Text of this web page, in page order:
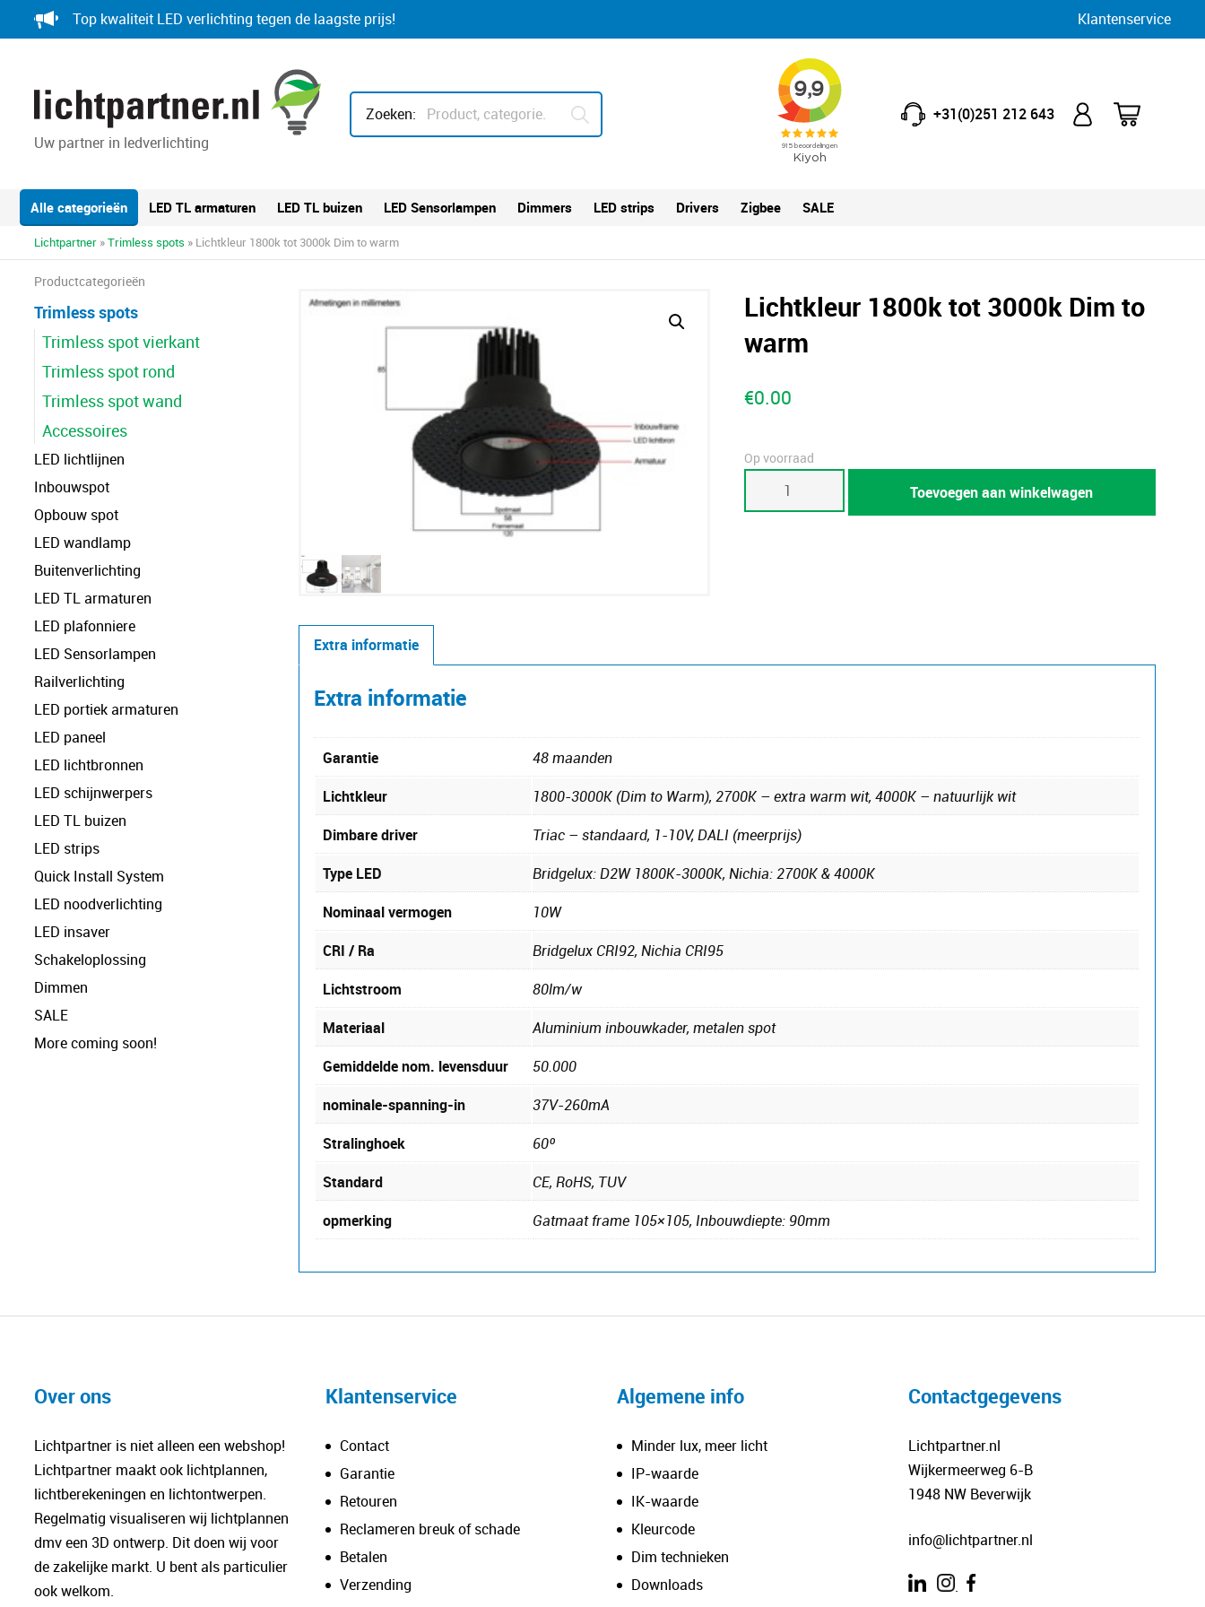
to
Top kwaliteit LED verlichting tegen de laagste prijs! Klantenservice
Uw partner in ledverlichting
Zoeken: +31(0)251 212 643
Alle categorieën LED TL armaturen LED TL buizen LED Sensorlampen Dimmers LED strips Drivers Zigbee SALE
Lichtpartner »Trimless spots » Lichtkleur 1800k tot 3000k Dim to warm
Productcategorieën
Trimless spots
Trimless spot vierkant
Trimless spot rond
Trimless spot wand
Accessoires
LED lichtlijnen
Inbouwspot
Opbouw spot
LED wandlamp
Buitenverlichting
LED TL armaturen
LED plafonniere
LED Sensorlampen
Railverlichting
LED portiek armaturen
LED paneel
LED lichtbronnen
LED schijnwerpers
LED TL buizen
LED strips
Quick Install System
LED noodverlichting
LED insaver
Schakeloplossing
Dimmen
SALE
More coming soon!
Lichtkleur 1800k tot 3000k Dim to
warm
€0.00
Op voorraad
Toevoegen aan winkelwagen
Extra informatie
Extra informatie
Garantie
48 maanden
Lichtkleur
1800-3000K (Dim to Warm), 2700K – extra warm wit, 4000K – natuurlijk wit
Dimbare driver
Triac – standaard, 1-10V, DALI (meerprijs)
Type LED
Bridgelux: D2W 1800K-3000K, Nichia: 2700K & 4000K
Nominaal vermogen
10W
CRI / Ra
Bridgelux CRI92, Nichia CRI95
Lichtstroom
80lm/w
Materiaal
Aluminium inbouwkader, metalen spot
Gemiddelde nom. levensduur
50.000
nominale-spanning-in
37V-260mA
Stralinghoek
60º
Standard
CE, RoHS, TUV
opmerking
Gatmaat frame 105×105, Inbouwdiepte: 90mm
Over ons
Lichtpartner is niet alleen een webshop!
Lichtpartner maakt ook lichtplannen,
lichtberekeningen en lichtontwerpen.
Regelmatig visualiseren wij lichtplannen
dmv een 3D ontwerp. Dit doen wij voor
de zakelijke markt. U bent als particulier
ook welkom.
Klantenservice
Contact
Garantie
Retouren
Reclameren breuk of schade
Betalen
Verzending
Algemene info
Minder lux, meer licht
IP-waarde
IK-waarde
Kleurcode
Dim technieken
Downloads
Contactgegevens
Lichtpartner.nl
Wijkermeerweg 6-B
1948 NW Beverwijk
info@lichtpartner.nl
.